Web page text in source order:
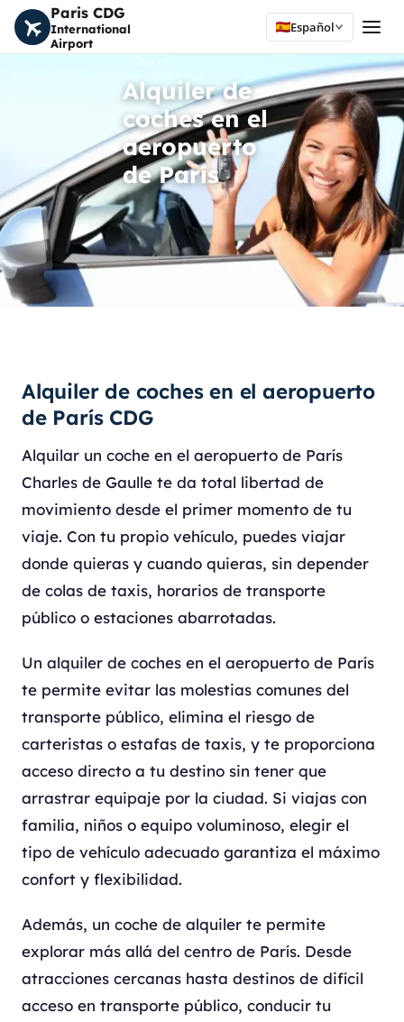
Paris CDG
International
Airport
Español
Inicio
Alquiler de
coches en el
aeropuerto
de París
Alquiler de coches en el aeropuerto
de París CDG
Alquilar un coche en el aeropuerto de París
Charles de Gaulle te da total libertad de
movimiento desde el primer momento de tu
viaje. Con tu propio vehículo, puedes viajar
donde quieras y cuando quieras, sin depender
de colas de taxis, horarios de transporte
público o estaciones abarrotadas.
Un alquiler de coches en el aeropuerto de París
te permite evitar las molestias comunes del
transporte público, elimina el riesgo de
carteristas o estafas de taxis, y te proporciona
acceso directo a tu destino sin tener que
arrastrar equipaje por la ciudad. Si viajas con
familia, niños o equipo voluminoso, elegir el
tipo de vehículo adecuado garantiza el máximo
confort y flexibilidad.
Además, un coche de alquiler te permite
explorar más allá del centro de París. Desde
atracciones cercanas hasta destinos de difícil
acceso en transporte público, conducir tu